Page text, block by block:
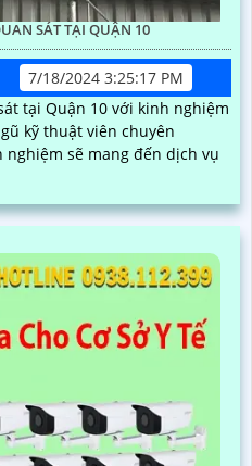
SÁT TẠI QUẬN 10
7/18/2024 3:25:17 PM
tại Quận 10 với kinh nghiệm
sẽ mang đến dịch vụ